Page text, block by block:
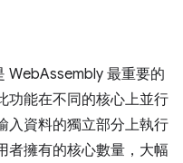
WebAssembly 最重要的
功能在不同的核心上並行
入資料的獨立部分上執行
者擁有的核心數量，大幅